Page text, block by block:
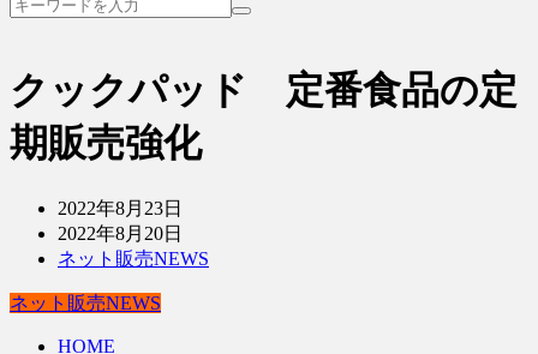
クックパッド 定番食品の定
期販売強化
2022年8月23日
2022年8月20日
ネット販売NEWS
ネット販売NEWS
HOME